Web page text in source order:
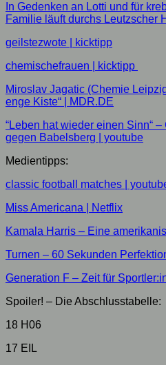
⁠In Gedenken an Lotti und für
Familie läuft durchs Leutzscher
⁠geilstezwote | kicktipp⁠
⁠chemischefrauen | kicktipp ⁠
⁠Miroslav Jagatic (Chemie
enge Kiste“ | MDR.DE⁠
⁠“Leben hat wieder einen Sinn“
gegen Babelsberg | youtube⁠
Medientipps:
⁠classic football matches |
⁠Miss Americana | Netflix⁠
⁠Kamala Harris – Eine
⁠Turnen – 60 Sekunden
⁠Generation F – Zeit für
Spoiler! – Die Abschlusstabelle:
18 H06
17 EIL